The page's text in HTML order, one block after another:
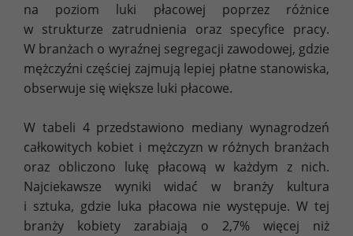
na poziom luki płacowej poprzez różnice
w strukturze zatrudnienia oraz specyfice pracy.
W branżach o wyraźnej segregacji zawodowej, gdzie
mężczyźni częściej zajmują lepiej płatne stanowiska,
obserwuje się większe luki płacowe.
W tabeli 4 przedstawiono mediany wynagrodzeń
całkowitych kobiet i mężczyzn w różnych branżach
oraz obliczono lukę płacową w każdym z nich.
Najciekawsze wyniki widać w branży kultura
i sztuka, gdzie luka płacowa nie występuje. W tej
branży kobiety zarabiają o 2,7% więcej niż